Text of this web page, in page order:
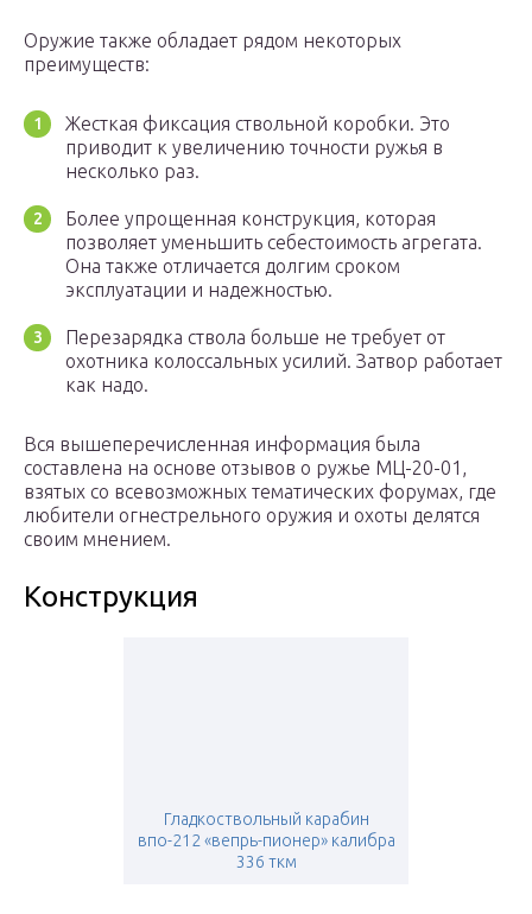
Оружие также обладает рядом некоторых
преимуществ:
Жесткая фиксация ствольной коробки. Это
приводит к увеличению точности ружья в
несколько раз.
Более упрощенная конструкция, которая
позволяет уменьшить себестоимость агрегата.
Она также отличается долгим сроком
эксплуатации и надежностью.
Перезарядка ствола больше не требует от
охотника колоссальных усилий. Затвор работает
как надо.
Вся вышеперечисленная информация была
составлена на основе отзывов о ружье МЦ-20-01,
взятых со всевозможных тематических форумах, где
любители огнестрельного оружия и охоты делятся
своим мнением.
Конструкция
Гладкоствольный карабин
впо-212 «вепрь-пионер» калибра
336 ткм